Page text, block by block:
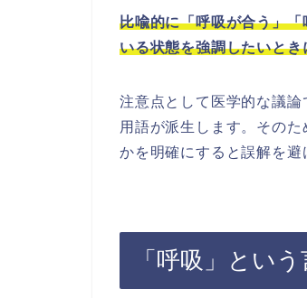
比喩的に「呼吸が合う」
いる状態を強調したいとき
注意点として医学的な議
用語が派生します。その
かを明確にすると誤解を避
「呼吸」とい